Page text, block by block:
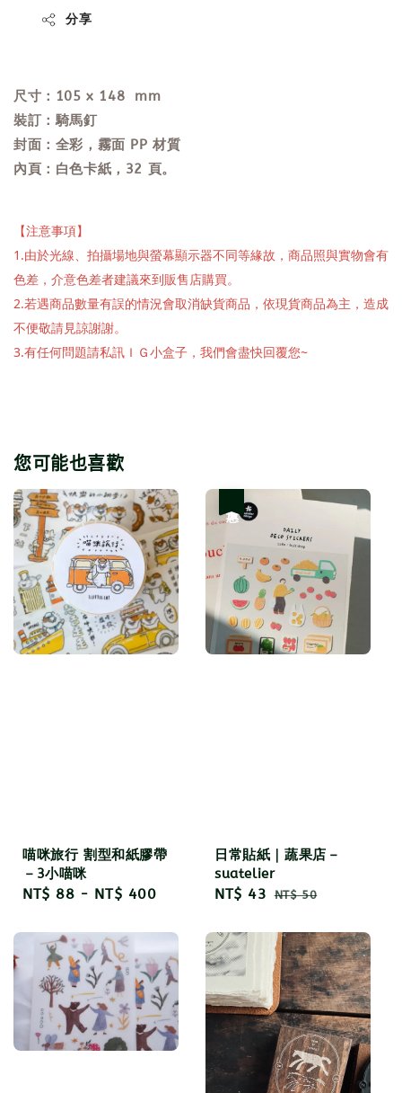
分享
尺寸：105 x 148 mm
裝訂：騎馬釘
封面：全彩，霧面 PP 材質
內頁：白色卡紙，32 頁。
【注意事項】
1.由於光線、拍攝場地與螢幕顯示器不同等緣故，商品照與實物會有
色差，介意色差者建議來到販售店購買。
2.若遇商品數量有誤的情況會取消缺貨商品，依現貨商品為主，造成
不便敬請見諒謝謝。
3.有任何問題請私訊ＩＧ小盒子，我們會盡快回覆您~
您可能也喜歡
喵咪旅行 割型和紙膠帶
－3小喵咪
Regular
NT$ 88 - NT$ 400
日常貼紙｜蔬果店－
suatelier
Sale
NT$ 43 Regular
NT$ 50